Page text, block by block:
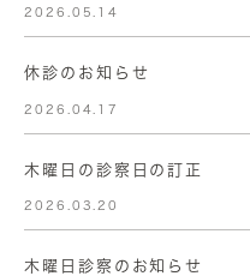
2026.05.14
休診のお知らせ
2026.04.17
木曜日の診察日の訂正
2026.03.20
木曜日診察のお知らせ